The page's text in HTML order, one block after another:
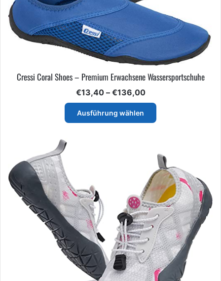
Cressi Coral Shoes – Premium Erwachsene Wassersportschuhe
€13,40 – €136,00Preisspanne:
€13,40
€136,00
Ausführung wählen
Dieses
Produkt
auf.
Die
Optionen
können
auf
der
Produktseite
gewählt
werden